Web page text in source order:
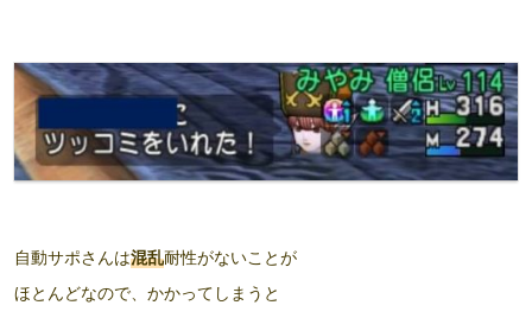
自動サポさんは混乱耐性がないことが
ほとんどなので、かかってしまうと